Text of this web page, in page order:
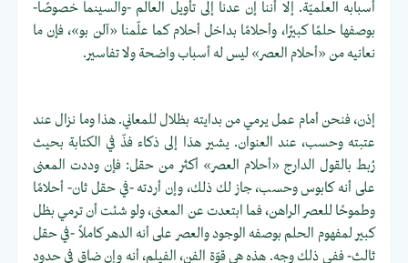
أسبابه العلميّة. إلا أننا إن عدنا إلى تأويل العالم -والسينما خصوصًا-
بوصفها حلمًا كبيرًا، وأحلامًا بداخل أحلام كما علّمنا «آلن بو»، فإن ما
نعانيه من «أحلام العصر» ليس له أسباب واضحة ولا تفاسير.
إذن، فنحن أمام عمل يرمي من بدايته بظلال للمعاني. هذا وما نزال عند
عتبته وحسب، عند العنوان. يشير هذا إلى ذكاء فذّ في الكتابة بحيث
رُبط بالقول الدارج «أحلام العصر» أكثر من حقل: فإن وددت المعنى
على أنه كابوس وحسب، جاز لك ذلك، وإن أردته -في حقل ثان- أحلامًا
وطموحًا للعصر الراهن، فما ابتعدت عن المعنى، ولو شئت أن ترمي بظل
كبير لمفهوم الحلم بوصفه الوجود والعصر على أنه الدهر كاملاً -في حقل
ثالث- ففي ذلك وجه. هذه هي قوّة الفن، الفيلم، أنه وإن ضاق في حدود